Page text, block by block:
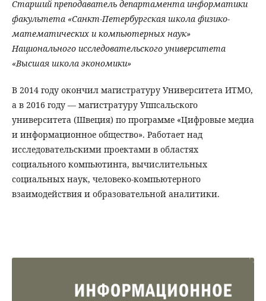
Старший преподаватель департамента информатики
факультета «Санкт-Петербургская школа физико-
математических и компьютерных наук»
Национального исследовательского университета
«Высшая школа экономики»
В 2014 году окончил магистратуру Университета ИТМО,
а в 2016 году — магистратуру Уппсальского
университета (Швеция) по программе «Цифровые медиа
и информационное общество». Работает над
исследовательскими проектами в областях
социального компьютинга, вычислительных
социальных наук, человеко-компьютерного
взаимодействия и образовательной аналитики.